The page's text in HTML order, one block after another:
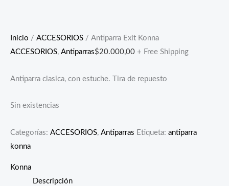
Inicio / ACCESORIOS / Antiparra Exit Konna
ACCESORIOS, Antiparras$20.000,00 + Free Shipping
Antiparra clasica, con estuche. Tira de repuesto
Sin existencias
Categorías: ACCESORIOS, Antiparras Etiqueta: antiparra
konna
Konna
Descripción